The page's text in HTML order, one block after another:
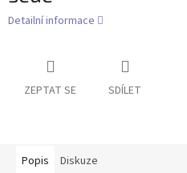
Detailní informace
ZEPTAT SE SDÍLET
Popis Diskuze